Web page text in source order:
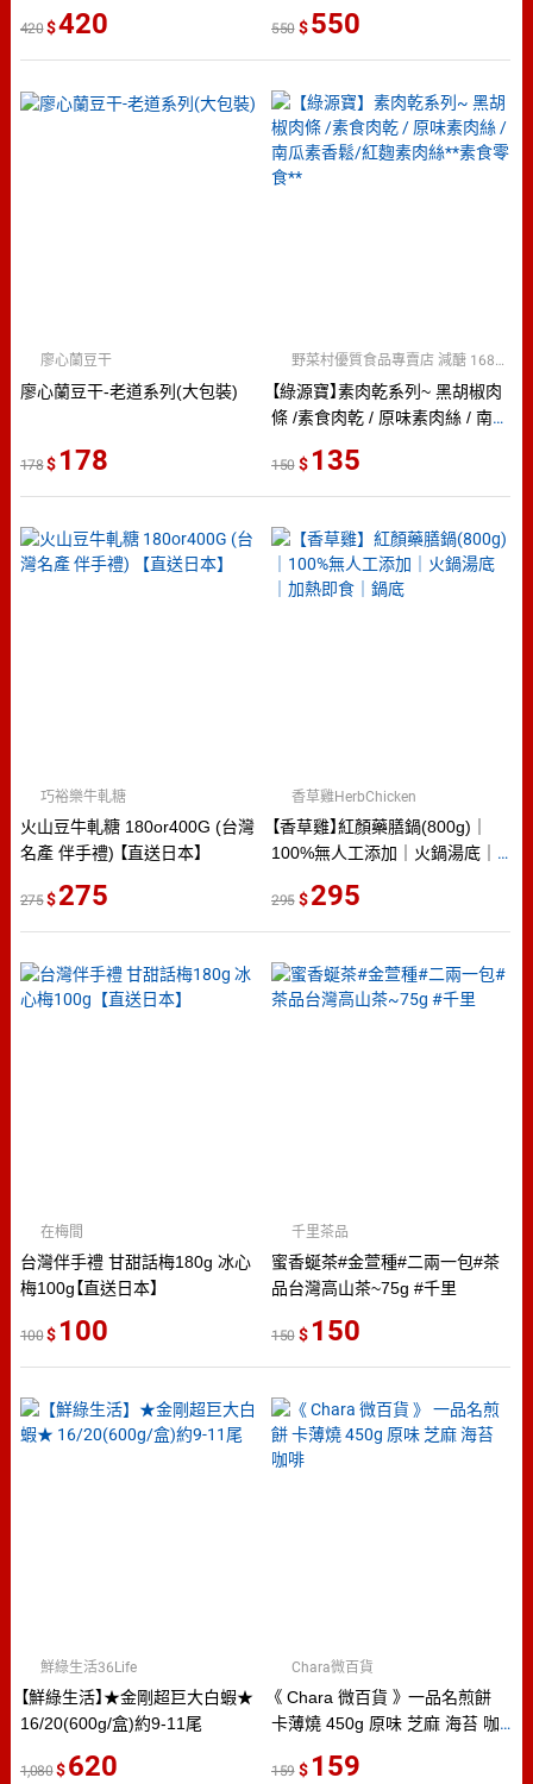
旅遊小吃必備美味款
420 420 550 550
廖心蘭豆干-老道系列(大包裝)
廖心蘭豆干
178 178
【綠源寶】素肉乾系列~ 黑胡椒肉
條 /素食肉乾 / 原味素肉絲 / 南瓜
野菜村優質食品專賣店 減醣 168食材
150 135
火山豆牛軋糖 180or400G (台灣
名產 伴手禮) 【直送日本】
巧裕樂牛軋糖
275 275
【香草雞】紅顏藥膳鍋(800g)｜
100%無人工添加｜火鍋湯底｜
香草雞HerbChicken
295 295
台灣伴手禮 甘甜話梅180g 冰心
梅100g【直送日本】
在梅間
100 100
蜜香蜒茶#金萱種#二兩一包#茶
品台灣高山茶~75g #千里
千里茶品
150 150
【鮮綠生活】★金剛超巨大白蝦★
16/20(600g/盒)約9-11尾
鮮綠生活36Life
1,080 620
《 Chara 微百貨 》 一品名煎餅
卡薄燒 450g 原味 芝麻 海苔 咖
Chara微百貨
159 159